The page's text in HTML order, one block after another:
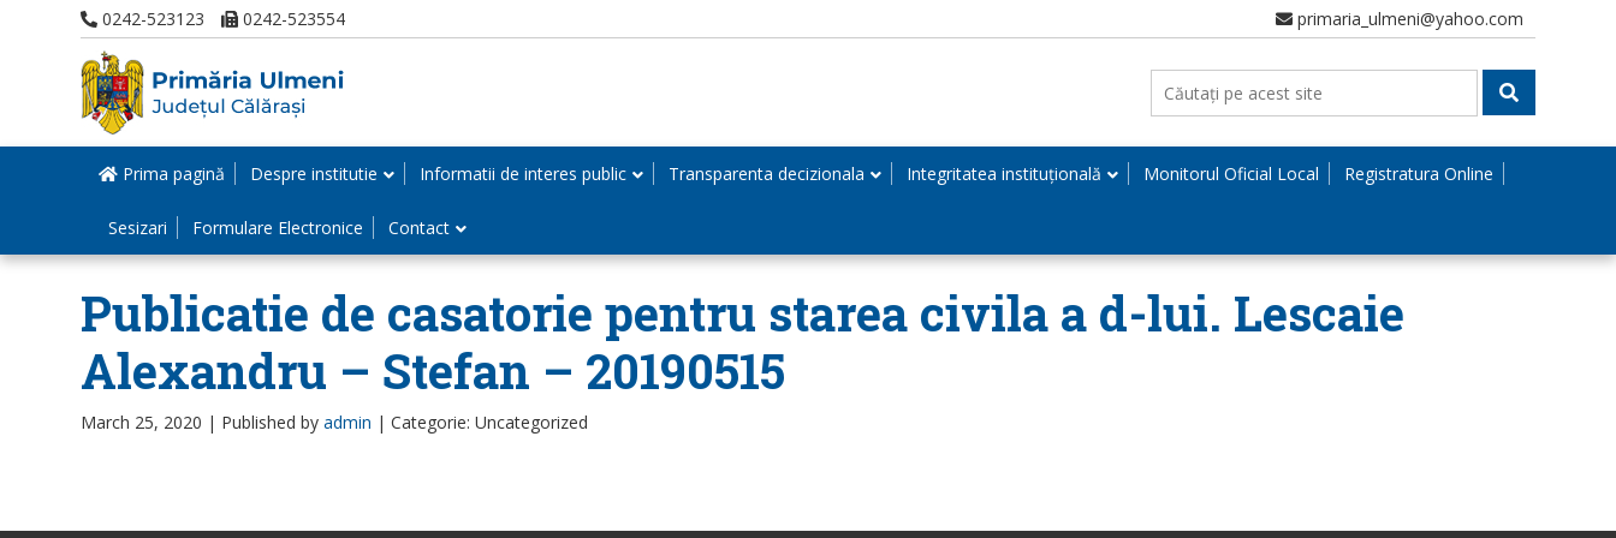
0242-523123 0242-523554 primaria_ulmeni@yahoo.com
Prima pagină Despre institutie Informatii de interes public Transparenta decizionala Integritatea instituțională Monitorul Oficial Local Registratura Online
Sesizari Formulare Electronice Contact
Publicatie de casatorie pentru starea civila a d-lui. Lescaie
Alexandru – Stefan – 20190515
March 25, 2020 | Published by admin | Categorie: Uncategorized